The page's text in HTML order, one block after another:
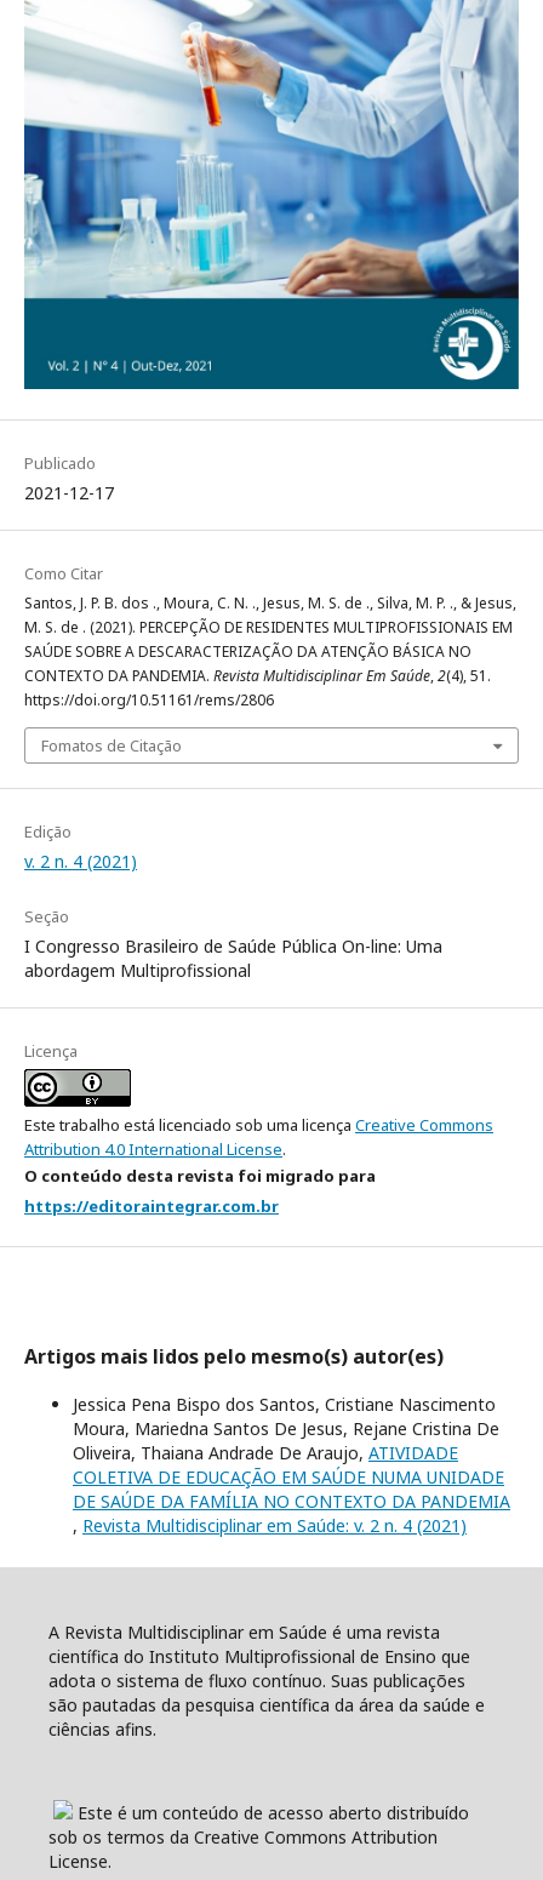
Publicado
2021-12-17
Como Citar
Santos, J. P. B. dos ., Moura, C. N. ., Jesus, M. S. de ., Silva, M. P. ., & Jesus,
M. S. de . (2021). PERCEPÇÃO DE RESIDENTES MULTIPROFISSIONAIS EM
SAÚDE SOBRE A DESCARACTERIZAÇÃO DA ATENÇÃO BÁSICA NO
CONTEXTO DA PANDEMIA. Revista Multidisciplinar Em Saúde,2(4), 51.
https://doi.org/10.51161/rems/2806
Fomatos de Citação
Edição
v. 2 n. 4 (2021)
Seção
I Congresso Brasileiro de Saúde Pública On-line: Uma
abordagem Multiprofissional
Licença
Este trabalho está licenciado sob uma licença Creative Commons
Attribution 4.0 International License.
O conteúdo desta revista foi migrado para
https://editoraintegrar.com.br
Artigos mais lidos pelo mesmo(s) autor(es)
Jessica Pena Bispo dos Santos, Cristiane Nascimento
Moura, Mariedna Santos De Jesus, Rejane Cristina De
Oliveira, Thaiana Andrade De Araujo, ATIVIDADE
COLETIVA DE EDUCAÇÃO EM SAÚDE NUMA UNIDADE
DE SAÚDE DA FAMÍLIA NO CONTEXTO DA PANDEMIA
, Revista Multidisciplinar em Saúde: v. 2 n. 4 (2021)
A Revista Multidisciplinar em Saúde é uma revista
científica do Instituto Multiprofissional de Ensino que
adota o sistema de fluxo contínuo. Suas publicações
são pautadas da pesquisa científica da área da saúde e
ciências afins.
Este é um conteúdo de acesso aberto distribuído
sob os termos da Creative Commons Attribution
License.